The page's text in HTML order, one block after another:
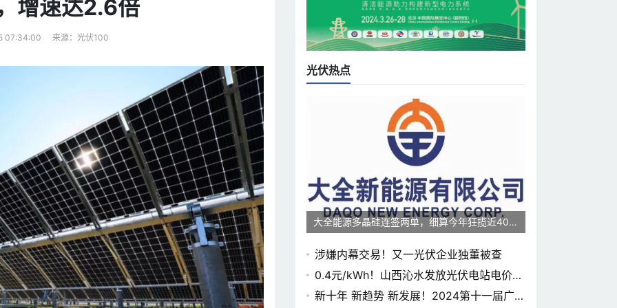
增速达2.6倍
07:34:00 来源：光伏100
光伏热点
大全能源多晶硅连签两单，细算今年狂揽近400
0亿元
涉嫌内幕交易！又一光伏企业独董被查
0.4元/kWh！山西沁水发放光伏电站电价补
贴
新十年 新趋势 新发展！2024第十一届广东